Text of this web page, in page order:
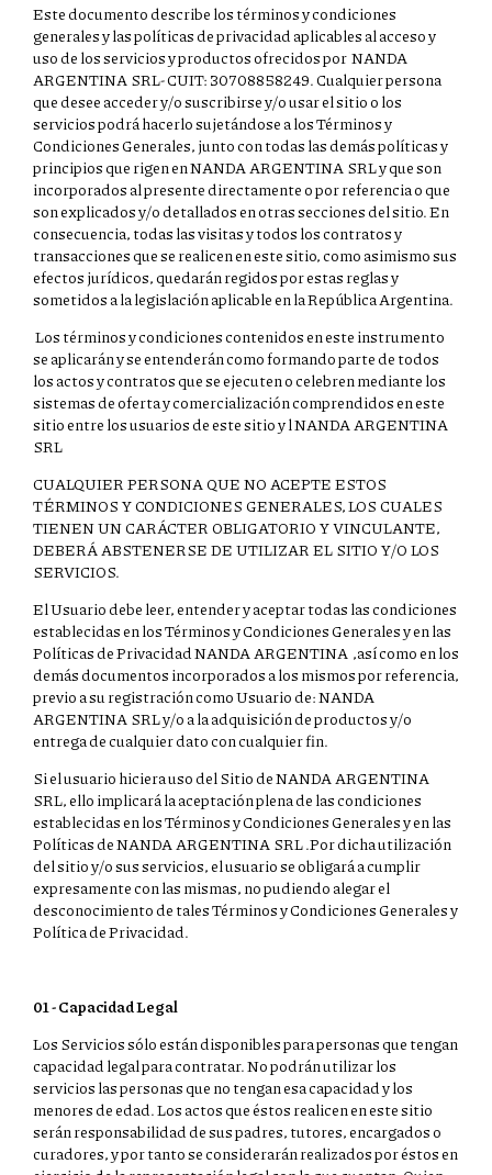
Este documento describe los términos y condiciones
generales y las políticas de privacidad aplicables al acceso y
uso de los servicios y productos ofrecidos por NANDA
ARGENTINA SRL- CUIT: 30708858249. Cualquier persona
que desee acceder y/o suscribirse y/o usar el sitio o los
servicios podrá hacerlo sujetándose a los Términos y
Condiciones Generales, junto con todas las demás políticas y
principios que rigen en NANDA ARGENTINA SRL y que son
incorporados al presente directamente o por referencia o que
son explicados y/o detallados en otras secciones del sitio. En
consecuencia, todas las visitas y todos los contratos y
transacciones que se realicen en este sitio, como asimismo sus
efectos jurídicos, quedarán regidos por estas reglas y
sometidos a la legislación aplicable en la República Argentina.
Los términos y condiciones contenidos en este instrumento
se aplicarán y se entenderán como formando parte de todos
los actos y contratos que se ejecuten o celebren mediante los
sistemas de oferta y comercialización comprendidos en este
sitio entre los usuarios de este sitio y l NANDA ARGENTINA
SRL
CUALQUIER PERSONA QUE NO ACEPTE ESTOS
TÉRMINOS Y CONDICIONES GENERALES, LOS CUALES
TIENEN UN CARÁCTER OBLIGATORIO Y VINCULANTE,
DEBERÁ ABSTENERSE DE UTILIZAR EL SITIO Y/O LOS
SERVICIOS.
El Usuario debe leer, entender y aceptar todas las condiciones
establecidas en los Términos y Condiciones Generales y en las
Políticas de Privacidad NANDA ARGENTINA ,así como en los
demás documentos incorporados a los mismos por referencia,
previo a su registración como Usuario de: NANDA
ARGENTINA SRL y/o a la adquisición de productos y/o
entrega de cualquier dato con cualquier fin.
Si el usuario hiciera uso del Sitio de NANDA ARGENTINA
SRL, ello implicará la aceptación plena de las condiciones
establecidas en los Términos y Condiciones Generales y en las
Políticas de NANDA ARGENTINA SRL .Por dicha utilización
del sitio y/o sus servicios, el usuario se obligará a cumplir
expresamente con las mismas, no pudiendo alegar el
desconocimiento de tales Términos y Condiciones Generales y
Política de Privacidad.
01 - Capacidad Legal
Los Servicios sólo están disponibles para personas que tengan
capacidad legal para contratar. No podrán utilizar los
servicios las personas que no tengan esa capacidad y los
menores de edad. Los actos que éstos realicen en este sitio
serán responsabilidad de sus padres, tutores, encargados o
curadores, y por tanto se considerarán realizados por éstos en